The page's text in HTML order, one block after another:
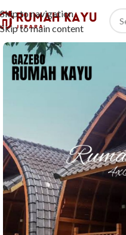
Skip to navigation
Skip to main content